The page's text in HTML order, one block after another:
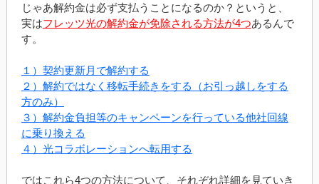
じゃあ解約金は必ず支払うことになるのか？というと、
実はフレッツ光の解約金が免除される方法が4つあるんで
す。
１）契約更新月で解約する
２）解約ではなく移転手続きをする（お引っ越しをする
方のみ）
３）解約金負担等のキャンペーンを行っている他社回線
に乗り換える
４）光コラボレーションへ転用する
ではこれら4つの方法について、それぞれ詳細を見ていき